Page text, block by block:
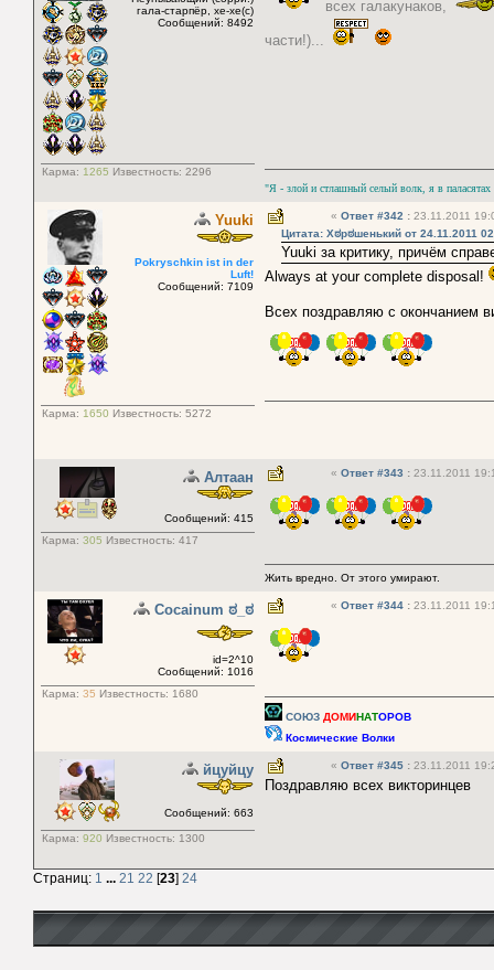
гала-старпёр, хе-хе(с)
Сообщений: 8492
Карма: 1265 Известность: 2296
всех галакунаков,
части!)...
"Я - злой и стлашный селый волк, я в
Yuuki
Pokryschkin ist in der
Luft!
Сообщений: 7109
Карма: 1650 Известность: 5272
« Ответ #342 : 23.11.2011
Цитата: Хಠрಠшенький от 24.11.2011
Yuuki за критику, причём
Always at your complete disposal!
Всех поздравляю с окончанием
Алтаан
Сообщений: 415
Карма: 305 Известность: 417
« Ответ #343 : 23.11.2011
Жить вредно. От этого умирают.
Cocainum ಠ_ಠ
id=2^10
Сообщений: 1016
Карма: 35 Известность: 1680
« Ответ #344 : 23.11.2011
СОЮЗ ДОМИ НАТОРОВ
Космические Волки
йцуйцу
Сообщений: 663
Карма: 920 Известность: 1300
« Ответ #345 : 23.11.2011
Поздравляю всех викторинцев
Страниц: 1 ... 21 22 [23] 24